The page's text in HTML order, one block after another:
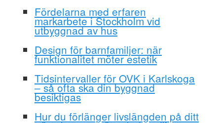
Fördelarna med erfaren
markarbete i Stockholm vid
utbyggnad av hus
Design för barnfamiljer: när
funktionalitet möter estetik
Tidsintervaller för OVK i Karlskoga
– så ofta ska din byggnad
besiktigas
Hur du förlänger livslängden på ditt